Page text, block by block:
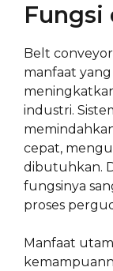
Fungsi
Belt
manfaat
industri.
cepat,
dibutuhkan.
fungsinya
proses
Manfaat